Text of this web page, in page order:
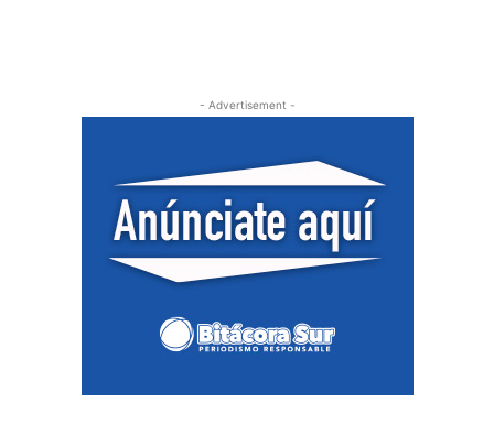
- Advertisement -